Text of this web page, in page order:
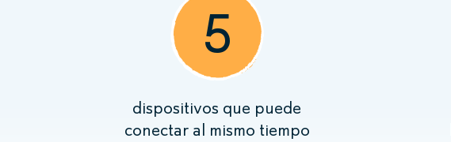
5
dispositivos que puede
conectar al mismo tiempo